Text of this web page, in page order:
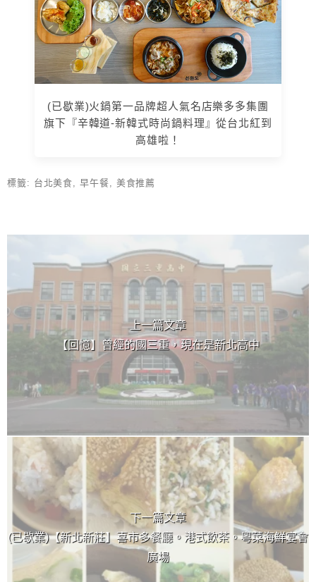
(已歇業)火鍋第一品牌超人氣名店樂多多集團
旗下『辛韓道-新韓式時尚鍋料理』從台北紅到
高雄啦！
標籤: 台北美食,早午餐, 美食推薦
上一篇文章
【回憶】曾經的國三重，現在是新北高中
下一篇文章
(已歇業)【新北新莊】喜市多餐廳。港式飲茶。粵菜海鮮宴會
廣場